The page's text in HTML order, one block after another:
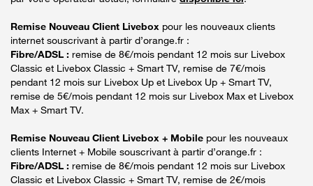
Remise Nouveau Client Livebox pour les nouveaux clients
internet souscrivant à partir d’orange.fr :
Fibre/ADSL : remise de 8€/mois pendant 12 mois sur Livebox
Classic et Livebox Classic + Smart TV, remise de 7€/mois
pendant 12 mois sur Livebox Up et Livebox Up + Smart TV,
remise de 5€/mois pendant 12 mois sur Livebox Max et Livebox
Max + Smart TV.
Remise Nouveau Client Livebox + Mobile pour les nouveaux
clients Internet + Mobile souscrivant à partir d’orange.fr :
Fibre/ADSL : remise de 8€/mois pendant 12 mois sur Livebox
Classic et Livebox Classic + Smart TV, remise de 2€/mois